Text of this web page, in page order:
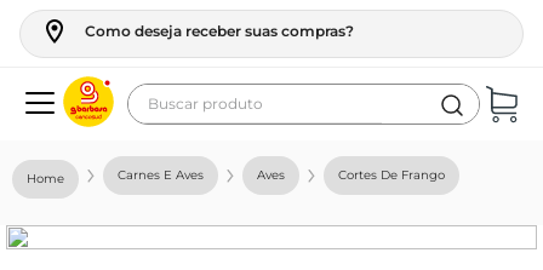
Como deseja receber suas compras?
Buscar produto
Carnes E Aves Aves Cortes De Frango
geladeira